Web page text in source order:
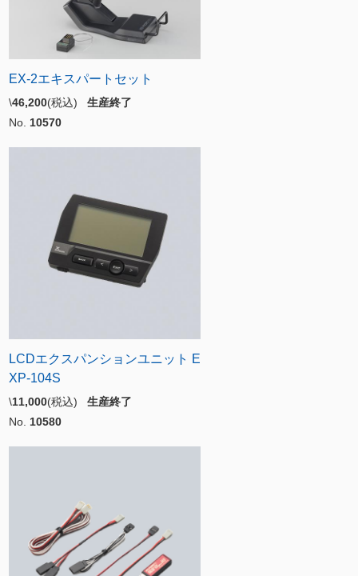
EX-2エキスパートセット
\46,200(税込) 生産終了
No. 10570
LCDエクスパンションユニット E
XP-104S
\11,000(税込) 生産終了
No. 10580